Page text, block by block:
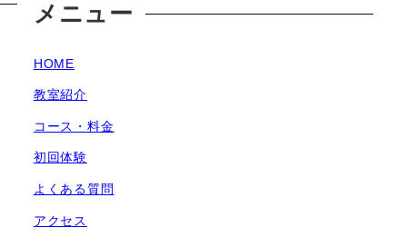
メニュー
HOME
教室紹介
コース・料金
初回体験
よくある質問
アクセス